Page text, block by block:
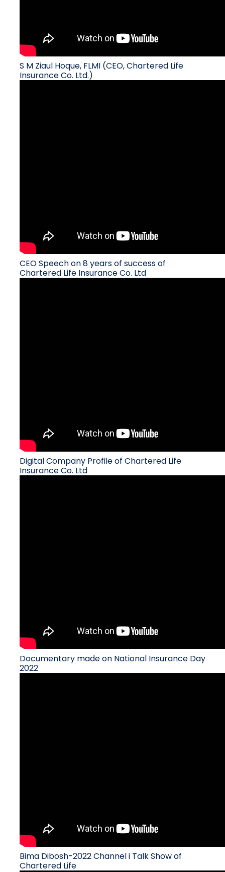
S M Ziaul Hoque, FLMI (CEO, Chartered Life
Insurance Co. Ltd.)
CEO Speech on 8 years of success of
Chartered Life Insurance Co. Ltd
Digital Company Profile of Chartered Life
Insurance Co. Ltd
Documentary made on National Insurance Day
2022
Bima Dibosh-2022 Channel i Talk Show of
Chartered Life